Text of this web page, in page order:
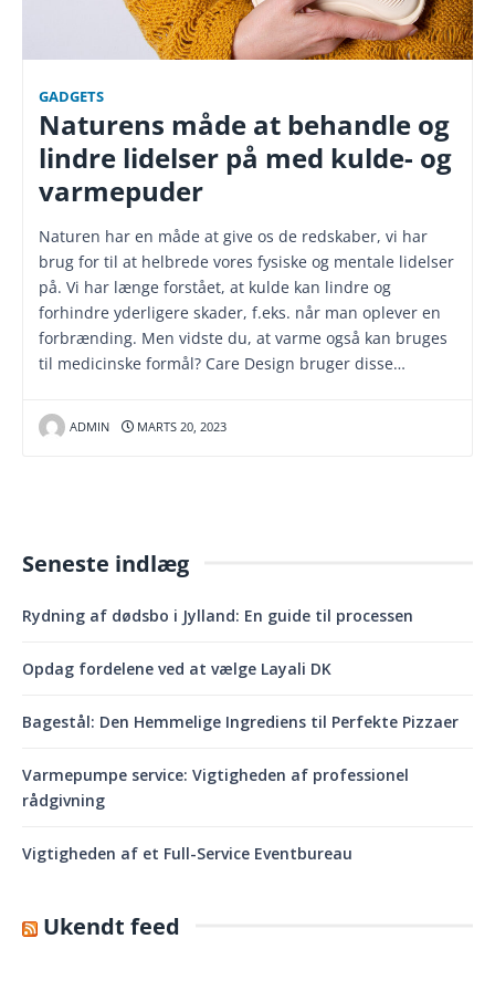
GADGETS
Naturens måde at behandle og
lindre lidelser på med kulde- og
varmepuder
Naturen har en måde at give os de redskaber, vi har
brug for til at helbrede vores fysiske og mentale lidelser
på. Vi har længe forstået, at kulde kan lindre og
forhindre yderligere skader, f.eks. når man oplever en
forbrænding. Men vidste du, at varme også kan bruges
til medicinske formål? Care Design bruger disse…
ADMIN MARTS 20, 2023
Seneste indlæg
Rydning af dødsbo i Jylland: En guide til processen
Opdag fordelene ved at vælge Layali DK
Bagestål: Den Hemmelige Ingrediens til Perfekte Pizzaer
Varmepumpe service: Vigtigheden af professionel
rådgivning
Vigtigheden af et Full-Service Eventbureau
Ukendt feed